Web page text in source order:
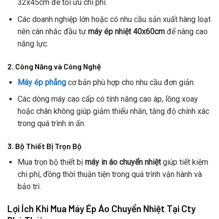
32x45cm để tối ưu chi phí.
Các doanh nghiệp lớn hoặc có nhu cầu sản xuất hàng loạt
nên cân nhắc đầu tư máy ép nhiệt 40x60cmđể nâng cao
năng lực.
2. Công Năng và Công Nghệ
Máy ép phẳngcơ bản phù hợp cho nhu cầu đơn giản.
Các dòng máy cao cấp có tính năng cao áp, lồng xoay
hoặc chân không giúp giảm thiểu nhăn, tăng độ chính xác
trong quá trình in ấn.
3. Bộ Thiết Bị Trọn Bộ
Mua trọn bộ thiết bị máy in áo chuyển nhiệtgiúp tiết kiệm
chi phí, đồng thời thuận tiện trong quá trình vận hành và
bảo trì.
Lợi Ích Khi Mua Máy Ép Áo Chuyển Nhiệt Tại Cty